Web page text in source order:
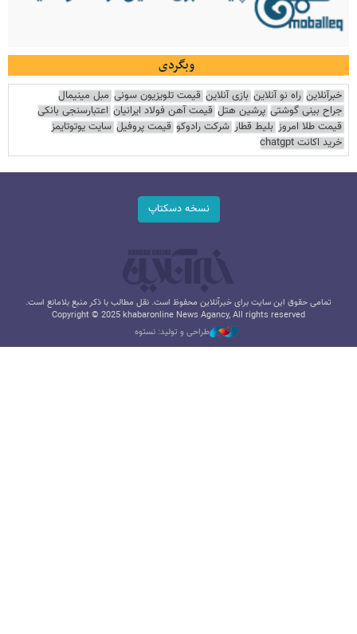
وبگردی
خبرآنلاین راه نو آنلاین بازی آنلاین قیمت تلویزیون سونی مبل مینیمال
جراح بینی گوشتی پرشین هتل قیمت آهن فولاد ایرانیان اعتبارسنجی بانکی
قیمت طلا امروز بلیط قطار شرکت رادوکو قیمت پروفیل سایت یوتوتایمز
خرید اکانت chatgpt
نسخه دسکتاپ
تمامی حقوق این سایت برای خبرآنلاین محفوظ است. نقل مطالب با ذکر منبع بلامانع است.
Copyright © 2025 khabaronline News Agancy, All rights reserved
طراحی و تولید: نستوه